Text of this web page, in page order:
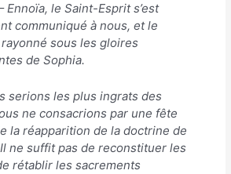
le Saint-Esprit s’est
communiqué à nous, et le
sous les gloires
de Sophia.
serions les plus ingrats des
ne consacrions par une fête
la réapparition de la doctrine de
ne suffit pas de reconstituer les
rétablir les sacrements